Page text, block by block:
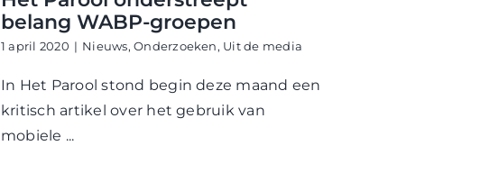
belang WABP-groepen
1 april 2020 | Nieuws,Onderzoeken, Uit de media
In Het Parool stond begin deze maand een
kritisch artikel over het gebruik van
mobiele ...